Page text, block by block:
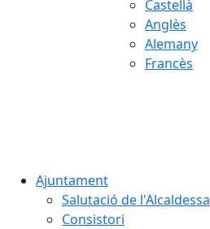
Castellà
Anglès
Alemany
Francès
Ajuntament
Salutació de l'Alcaldessa
Consistori